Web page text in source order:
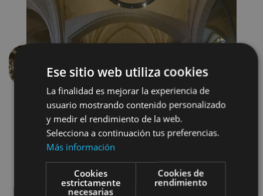
Précédent
Camino de Santiago Visitas guiadas
Ese sitio web utiliza cookies
La finalidad es mejorar la experiencia de
usuario mostrando contenido personalizado
y medir el rendimiento de la web.
Selecciona a continuación tus preferencias.
Más información
Cookies
estrictamente
necesarias
Cookies de
rendimiento